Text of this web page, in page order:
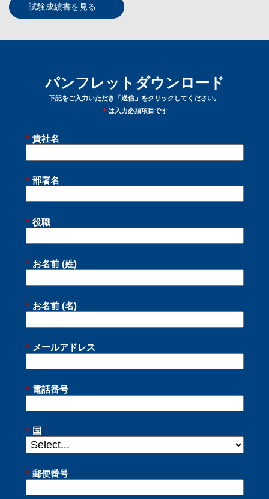
試験成績書を見る
パンフレットダウンロード
下記をご入力いただき「送信」をクリックしてください。
＊ は入力必須項目です
* 貴社名
* 部署名
* 役職
* お名前 (姓)
* お名前 (名)
* メールアドレス
* 電話番号
* 国
* 郵便番号